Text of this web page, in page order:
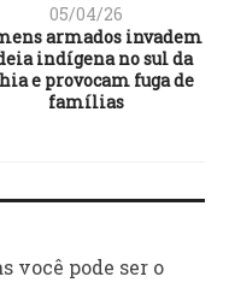
05/04/26
armados invadem
indígena no sul da
e provocam fuga de
famílias
você pode ser o